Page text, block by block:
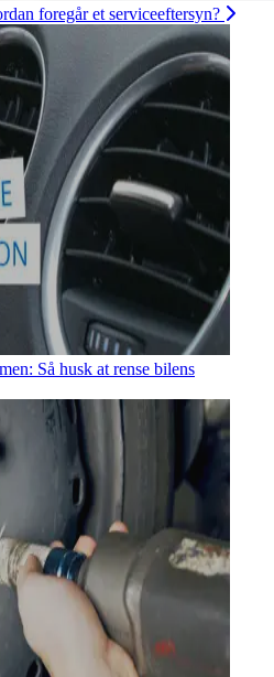
foregår et serviceeftersyn?
Så husk at rense bilens